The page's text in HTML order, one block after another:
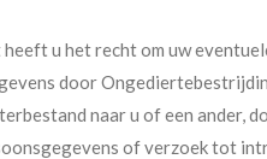
u het recht om uw
door
naar u of een ander,
of verzoek tot